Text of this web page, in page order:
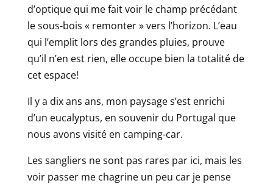
d’optique qui me fait voir le champ précédant
le sous-bois « remonter » vers l’horizon. L’eau
qui l’emplit lors des grandes pluies, prouve
qu’il n’en est rien, elle occupe bien la totalité de
cet espace!
Il y a dix ans ans, mon paysage s’est enrichi
d’un eucalyptus, en souvenir du Portugal que
nous avons visité en camping-car.
Les sangliers ne sont pas rares par ici, mais les
voir passer me chagrine un peu car je pense